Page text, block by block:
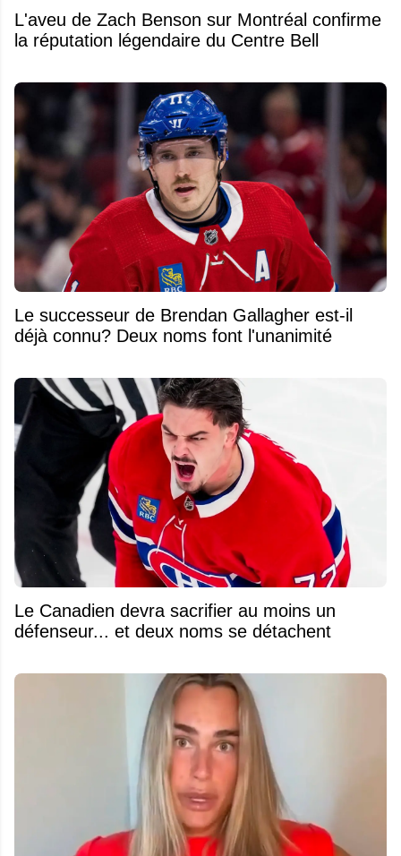
L'aveu de Zach Benson sur Montréal confirme
la réputation légendaire du Centre Bell
Le successeur de Brendan Gallagher est-il
déjà connu? Deux noms font l'unanimité
Le Canadien devra sacrifier au moins un
défenseur... et deux noms se détachent